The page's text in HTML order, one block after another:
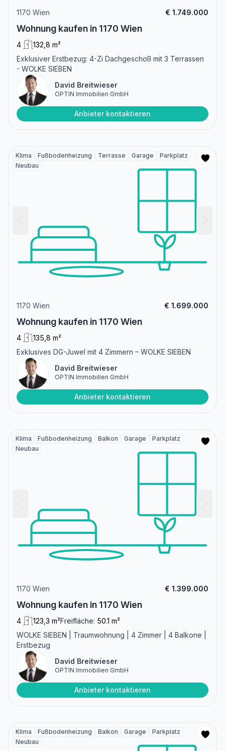
1170 Wien € 1.749.000
Wohnung kaufen in 1170 Wien
4
132,8 m²
Exklusiver Erstbezug: 4-Zi Dachgeschoß mit 3 Terrassen
- WOLKE SIEBEN
David Breitwieser
OPTIN Immobilien GmbH
Anbieter kontaktieren
Klima Fußbodenheizung Terrasse Garage
Parkplatz
Neubau
1170 Wien € 1.699.000
Wohnung kaufen in 1170 Wien
4
135,8 m²
Exklusives DG-Juwel mit 4 Zimmern – WOLKE SIEBEN
David Breitwieser
OPTIN Immobilien GmbH
Anbieter kontaktieren
Klima Fußbodenheizung Balkon Garage
Parkplatz
Neubau
1170 Wien € 1.399.000
Wohnung kaufen in 1170 Wien
4 123,3 m²Freifläche: 50.1 m²
WOLKE SIEBEN | Traumwohnung | 4 Zimmer | 4 Balkone |
Erstbezug
David Breitwieser
OPTIN Immobilien GmbH
Anbieter kontaktieren
Klima Fußbodenheizung Balkon Garage
Parkplatz
Neubau